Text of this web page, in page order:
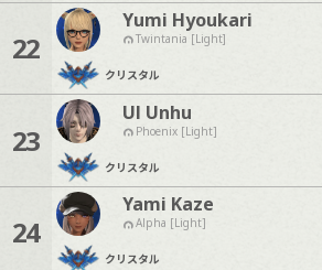
22
Yumi Hyoukari
Twintania [Light]
クリスタル
23
Ul Unhu
Phoenix [Light]
クリスタル
24
Yami Kaze
Alpha [Light]
クリスタル